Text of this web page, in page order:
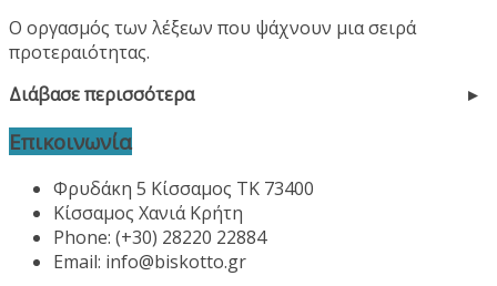
Ο οργασμός των λέξεων που ψάχνουν μια σειρά
προτεραιότητας.
Διάβασε περισσότερα
Επικοινωνία
Φρυδάκη 5 Κίσσαμος ΤΚ 73400
Κίσσαμος Χανιά Κρήτη
Phone: (+30) 28220 22884
Email: info@biskotto.gr